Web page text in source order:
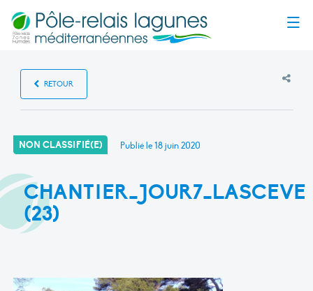
RETOUR
NON CLASSIFIÉ(E) Publié le18 juin 2020
CHANTIER_JOUR7_LASCEVE
(23)